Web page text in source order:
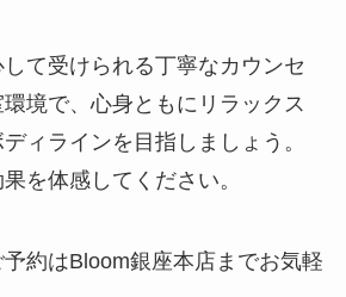
て受けられる丁寧なカウンセ
境で、心身ともにリラックス
ィラインを目指しましょう。
を体感してください。
約はBloom銀座本店までお気軽